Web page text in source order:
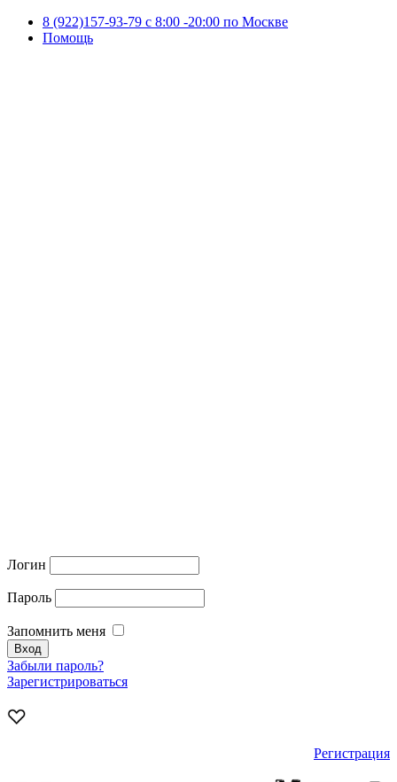
8 (922)157-93-79 c 8:00 -20:00 по Москве
Помощь
Логин
Пароль
Запомнить меня
Забыли пароль?
Зарегистрироваться
Регистрация